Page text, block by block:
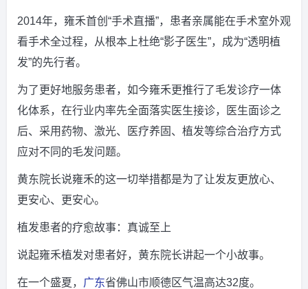
2014年，雍禾首创“手术直播”，患者亲属能在手术室外观
看手术全过程，从根本上杜绝“影子医生”，成为“透明植
发”的先行者。
为了更好地服务患者，如今雍禾更推行了毛发诊疗一体
化体系，在行业内率先全面落实医生接诊，医生面诊之
后、采用药物、激光、医疗养固、植发等综合治疗方式
应对不同的毛发问题。
黄东院长说雍禾的这一切举措都是为了让发友更放心、
更安心、更安心。
植发患者的疗愈故事：真诚至上
说起雍禾植发对患者好，黄东院长讲起一个小故事。
在一个盛夏， 广东省佛山市顺德区气温高达32度。